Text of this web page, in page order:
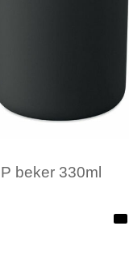
beker 330ml